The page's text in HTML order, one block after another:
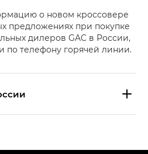
о новом кроссовере
предложениях при покупке
дилеров GAC в России,
по телефону горячей линии.
PREMIUM